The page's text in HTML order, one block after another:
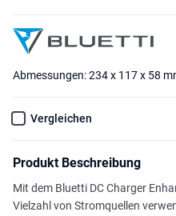
Abmessungen: 234 x 117 x 58
Vergleichen
Produkt Beschreibung
Mit dem Bluetti DC Charger
Vielzahl von Stromquellen